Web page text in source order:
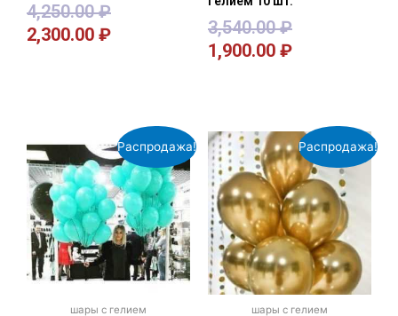
4,250.00₽
2,300.00 ₽ 3,540.00₽
1,900.00 ₽
Распродажа!
шары с гелием
Распродажа!
шары с гелием